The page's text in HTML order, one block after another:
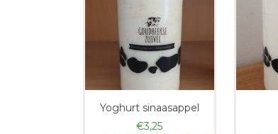
Yoghurt sinaasappel
€3,25